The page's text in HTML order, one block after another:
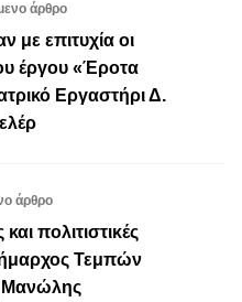
άρθρο
με επιτυχία οι
έργου «Έροτα
Εργαστήρι Δ.
άρθρο
πολιτιστικές
Τεμπών
Μανώλης